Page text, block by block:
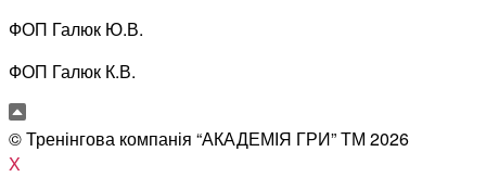
ФОП Галюк Ю.В.
ФОП Галюк К.В.
© Тренінгова компанія “АКАДЕМІЯ ГРИ” ТМ 2026
X